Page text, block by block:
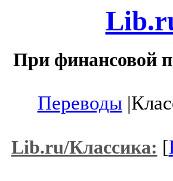
При финансовой
Переводы
Lib.ru/Классика: [